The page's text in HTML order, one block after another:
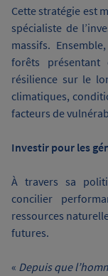
Cette stratégie est
spécialiste de
massifs.
forêts présentant
résilience sur le
climatiques,
facteurs de
Investir pour les
À travers sa
concilier
ressources
futures.
« Depuis que